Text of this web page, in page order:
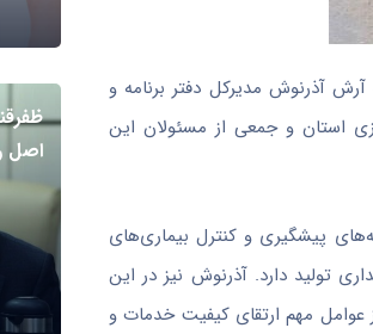
آذرنوش مدیرکل دفتر برنامه و
استان و جمعی از مسئولان این
پیشگیری و کنترل بیماری‌های
تولید دارد. آذرنوش نیز در این
مهم ارتقای کیفیت خدمات و
اصل